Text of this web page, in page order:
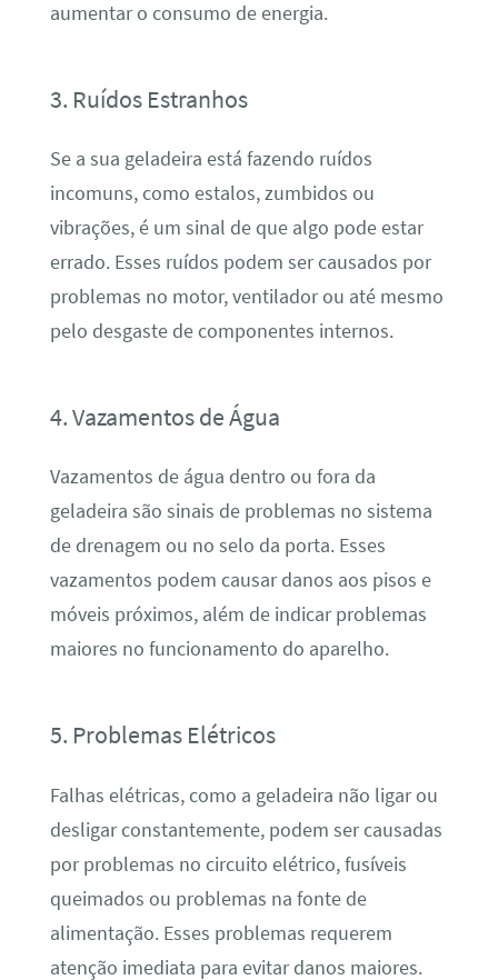
aumentar o consumo de energia.
3. Ruídos Estranhos
Se a sua geladeira está fazendo ruídos
incomuns, como estalos, zumbidos ou
vibrações, é um sinal de que algo pode estar
errado. Esses ruídos podem ser causados por
problemas no motor, ventilador ou até mesmo
pelo desgaste de componentes internos.
4. Vazamentos de Água
Vazamentos de água dentro ou fora da
geladeira são sinais de problemas no sistema
de drenagem ou no selo da porta. Esses
vazamentos podem causar danos aos pisos e
móveis próximos, além de indicar problemas
maiores no funcionamento do aparelho.
5. Problemas Elétricos
Falhas elétricas, como a geladeira não ligar ou
desligar constantemente, podem ser causadas
por problemas no circuito elétrico, fusíveis
queimados ou problemas na fonte de
alimentação. Esses problemas requerem
atenção imediata para evitar danos maiores.